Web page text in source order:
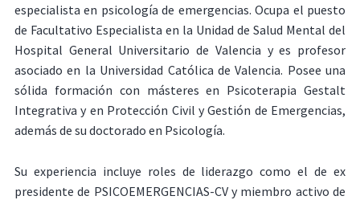
especialista en psicología de emergencias. Ocupa el puesto
de Facultativo Especialista en la Unidad de Salud Mental del
Hospital General Universitario de Valencia y es profesor
asociado en la Universidad Católica de Valencia. Posee una
sólida formación con másteres en Psicoterapia Gestalt
Integrativa y en Protección Civil y Gestión de Emergencias,
además de su doctorado en Psicología.
Su experiencia incluye roles de liderazgo como el de ex
presidente de PSICOEMERGENCIAS-CV y miembro activo de